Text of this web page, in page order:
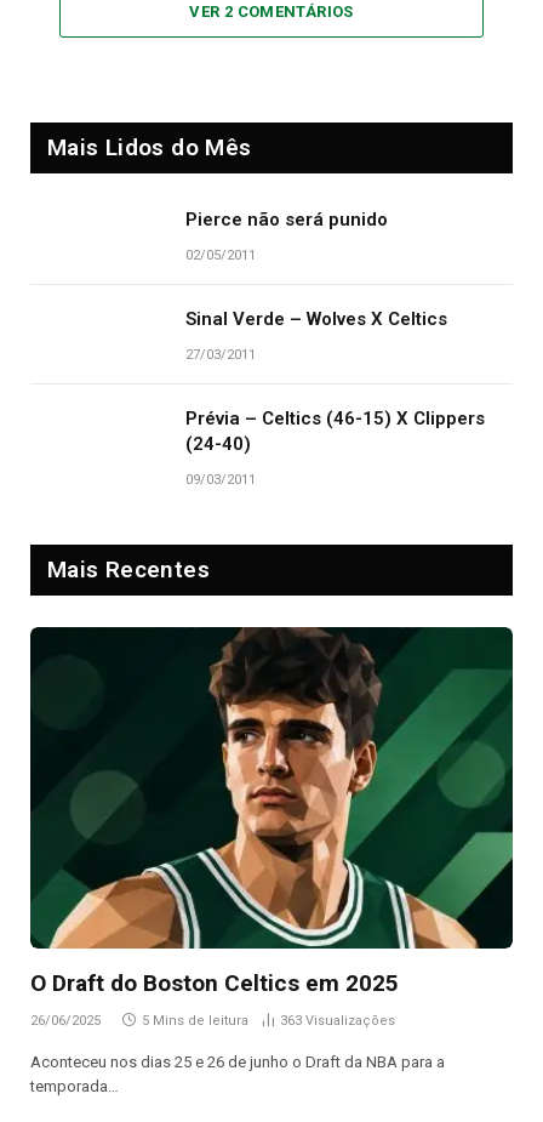
VER 2 COMENTÁRIOS
Mais Lidos do Mês
Pierce não será punido
02/05/2011
Sinal Verde – Wolves X Celtics
27/03/2011
Prévia – Celtics (46-15) X Clippers
(24-40)
09/03/2011
Mais Recentes
O Draft do Boston Celtics em 2025
26/06/2025 5 Mins de leitura 363 Visualizações
Aconteceu nos dias 25 e 26 de junho o Draft da NBA para a
temporada…